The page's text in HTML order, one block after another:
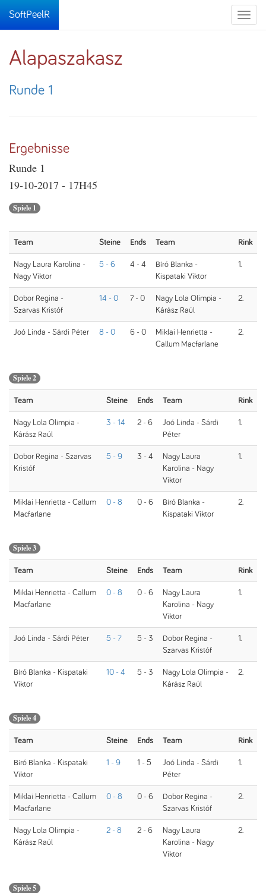
Toggle
SoftPeelR
Alapaszakasz
Runde 1
Ergebnisse
Runde 1
19-10-2017 - 17H45
Spiele 1
Team Steine Ends Team Rink
Nagy Laura Karolina -
Nagy Viktor
5 - 6 4 - 4
Bíró Blanka -
Kispataki Viktor
1.
Dobor Regina -
Szarvas Kristóf
14 - 0 7 - 0
Nagy Lola Olimpia -
Kárász Raúl
2.
Joó Linda - Sárdi Péter 8 - 0 6 - 0
Miklai Henrietta -
Callum Macfarlane
2.
Spiele 2
Team Steine Ends Team Rink
Nagy Lola Olimpia -
Kárász Raúl
3 - 14 2 - 6
Joó Linda - Sárdi
Péter
1.
Dobor Regina - Szarvas
Kristóf
5 - 9 3 - 4
Nagy Laura
Karolina - Nagy
Viktor
1.
Miklai Henrietta - Callum
Macfarlane
0 - 8 0 - 6
Bíró Blanka -
Kispataki Viktor
2.
Spiele 3
Team Steine Ends Team Rink
Miklai Henrietta - Callum
Macfarlane
0 - 8 0 - 6
Nagy Laura
Karolina - Nagy
Viktor
1.
Joó Linda - Sárdi Péter 5 - 7 5 - 3
Dobor Regina -
Szarvas Kristóf
1.
Bíró Blanka - Kispataki
Viktor
10 - 4 5 - 3
Nagy Lola Olimpia -
Kárász Raúl
2.
Spiele 4
Team Steine Ends Team Rink
Bíró Blanka - Kispataki
Viktor
1 - 9 1 - 5
Joó Linda - Sárdi
Péter
1.
Miklai Henrietta - Callum
Macfarlane
0 - 8 0 - 6
Dobor Regina -
Szarvas Kristóf
2.
Nagy Lola Olimpia -
Kárász Raúl
2 - 8 2 - 6
Nagy Laura
Karolina - Nagy
Viktor
2.
Spiele 5